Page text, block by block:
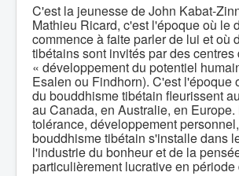
C'est la jeunesse de John Kabat-
Mathieu Ricard, c'est l'époque où le
commence à faite parler de lui et où
tibétains sont invités par des centres
« développement du potentiel
Esalen ou Findhorn). C'est l'époque
du bouddhisme tibétain fleurissent
au Canada, en Australie, en
tolérance, développement
bouddhisme tibétain s'installe dans
l'industrie du bonheur et de la
particulièrement lucrative en période